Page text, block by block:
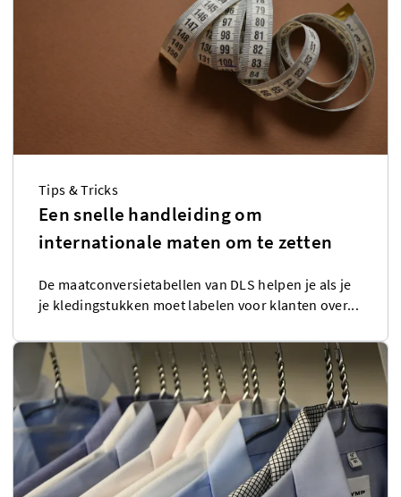
Tips & Tricks
Een snelle handleiding om
internationale maten om te zetten
De maatconversietabellen van DLS helpen je als je
je kledingstukken moet labelen voor klanten over...